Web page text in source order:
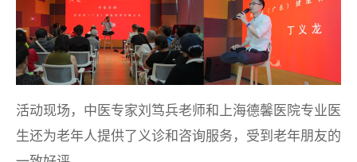
活动现场，中医专家刘笃兵老师和上海德馨医院专业医
生还为老年人提供了义诊和咨询服务，受到老年朋友的